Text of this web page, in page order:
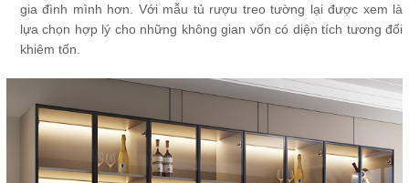
gia đình mình hơn. Với mẫu tủ rượu treo tường lại được xem là
lựa chọn hợp lý cho những không gian vốn có diện tích tương đối
khiêm tốn.